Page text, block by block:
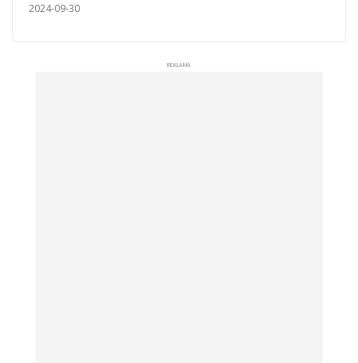
2024-09-30
REKLAMA